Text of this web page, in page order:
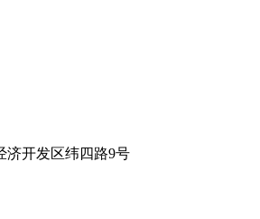
济开发区纬四路9号